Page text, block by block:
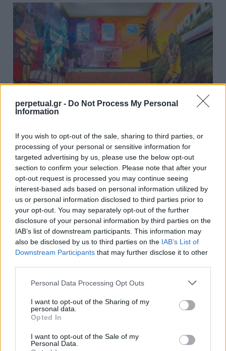
perpetual.gr - Do Not Process My Personal
Information
If you wish to opt-out of the sale, sharing to third parties, or
processing of your personal or sensitive information for
targeted advertising by us, please use the below opt-out
section to confirm your selection. Please note that after your
opt-out request is processed you may continue seeing
interest-based ads based on personal information utilized by
us or personal information disclosed to third parties prior to
your opt-out. You may separately opt-out of the further
disclosure of your personal information by third parties on the
IAB’s list of downstream participants. This information may
also be disclosed by us to third parties on the IAB’s List of
Downstream Participants that may further disclose it to other
Personal Data Processing Opt Outs
I want to opt-out of the Sharing of my
personal data.
Opted In
I want to opt-out of the Sale of my
Personal Data.
Devore Design